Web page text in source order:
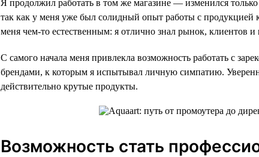
Я продолжил работать в том же магазине — изменился
так как у меня уже был солидный опыт работы с продукцией
меня чем-то естественным: я отлично знал рынок, клиентов и
С самого начала меня привлекла возможность работать с
брендами, к которым я испытывал личную симпатию.
действительно крутые продукты.
Возможность стать